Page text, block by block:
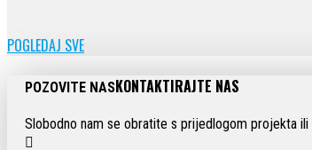
POGLEDAJ SVE
POZOVITE NASKONTAKTIRAJTE NAS
Slobodno nam se obratite s prijedlogom projekta